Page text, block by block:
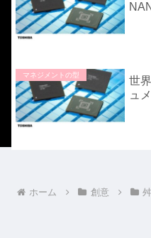
マネジメントの型
世
ュ
ホーム 創意